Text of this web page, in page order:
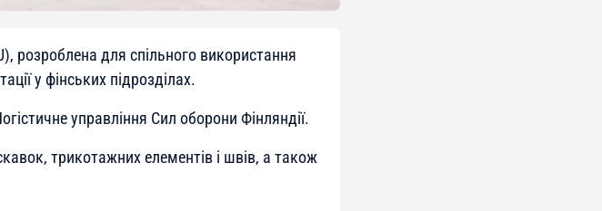
розроблена для спільного використання
у фінських підрозділах.
управління Сил оборони Фінляндії.
трикотажних елементів і швів, а також